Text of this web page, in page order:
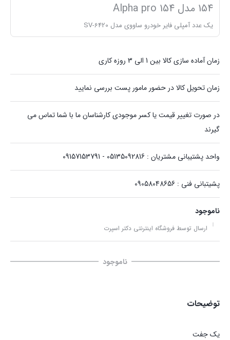
154 مدل Alpha pro 154
یک عدد آمپلی فایر خودرو ساووی مدل SV-6420
زمان آماده سازی کالا بین 1 الی 3 روزه کاری
زمان تحویل کالا در حضور مامور پست بررسی نمایید
در صورت تغییر قیمت یا کسر موجودی کارشناسان ما با شما تماس می
گیرند
واحد پشتیبانی مشتریان : 05135092816 - 09157153791
پشیتبانی فنی : 09058048656
ناموجود
ارسال توسط فروشگاه اینترنتی دکتر اسپرت
ناموجود
توضیحات
یک جفت